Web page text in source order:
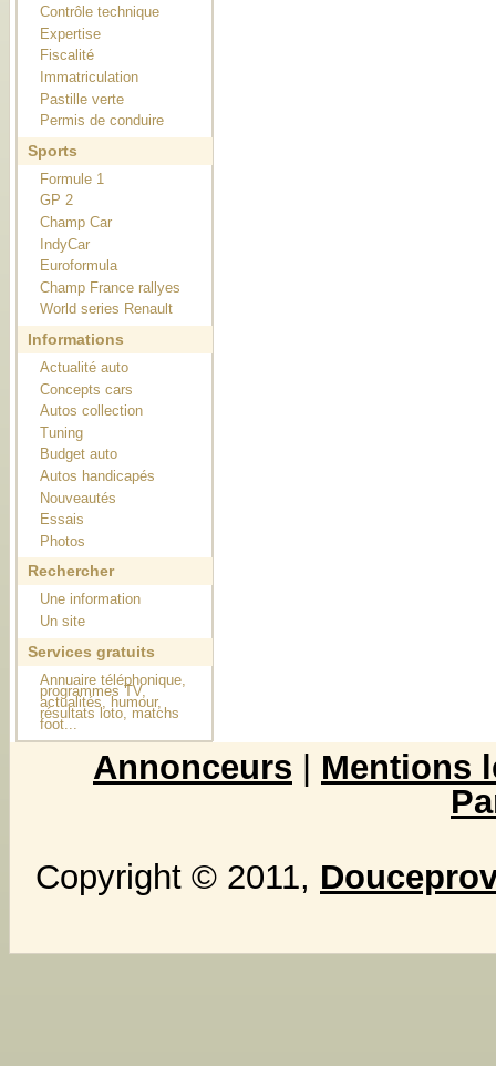
Contrôle technique
Expertise
Fiscalité
Immatriculation
Pastille verte
Permis de conduire
Sports
Formule 1
GP 2
Champ Car
IndyCar
Euroformula
Champ France rallyes
World series Renault
Informations
Actualité auto
Concepts cars
Autos collection
Tuning
Budget auto
Autos handicapés
Nouveautés
Essais
Photos
Rechercher
Une information
Un site
Services gratuits
Annuaire téléphonique,
programmes TV,
actualités, humour,
résultats loto, matchs
foot...
Annonceurs | Mentions
Copyright © 2011,